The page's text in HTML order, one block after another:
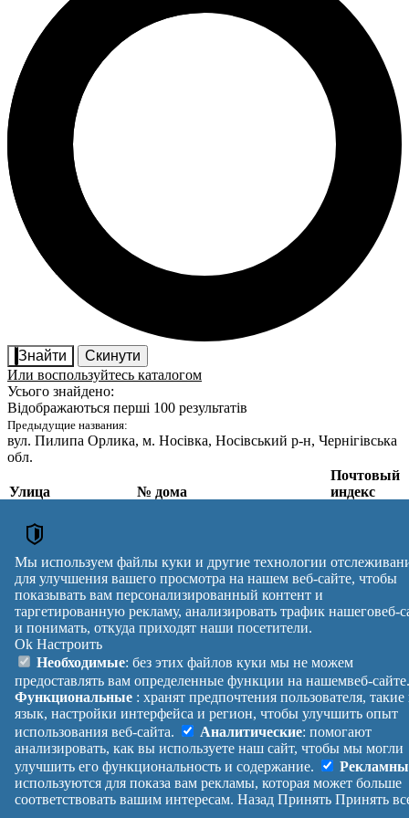
Знайти
Скинути
Или воспользуйтесь каталогом
Усього знайдено:
Відображаються перші 100 результатів
Предыдущие названия:
вул. Пилипа Орлика, м. Носівка, Носівський р-н, Чернігівська
обл.
Почтовые индексы Украины. Обновлено : 27-07-2026.
Улица № дома
Почтовый
индекс
Орлика
м. Носівка,
Ніжинський р-н,
Чернігівська обл.
20, 21, 22, 23, 25
Вулиця № будинків
Індекс
reklama
Правила
Помощь
Платные
услуги
Политика
конфиденциальности
Манифест
О проекте
Обратная
связь
Украина
Вход |
Выход
Мы используем файлы куки и другие технологии
для улучшения вашего просмотра на нашем веб-сайте, чтобы
показывать вам персонализированный контент и
таргетированную рекламу, анализировать трафик нашеговеб-
и понимать, откуда приходят наши посетители.
Ok Настроить
Необходимые: без этих файлов куки мы не можем
предоставлять вам определенные функции на нашемвеб-
Функциональные : хранят предпочтения пользователя, такие
язык, настройки интерфейса и регион, чтобы улучшить опыт
использования веб-сайта.
Аналитические: помогают
анализировать, как вы используете наш сайт, чтобы мы могли
улучшить его функциональность и содержание.
используются для показа вам рекламы, которая может больше
соответствовать вашим интересам. Назад Принять Принять